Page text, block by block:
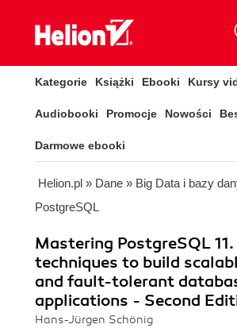
Kategorie Książki Ebooki Kursy
Audiobooki Promocje Nowości
Darmowe ebooki
Helion.pl » Dane » Big Data i bazy
PostgreSQL
Mastering PostgreSQL
techniques to build
and fault-tolerant
applications - Second
Hans-Jürgen Schönig